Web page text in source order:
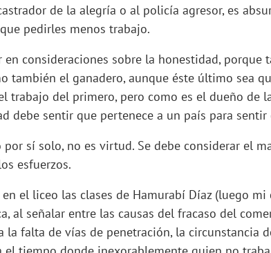
de la alegría o al policía agresor, es
pedirles menos trabajo.
en consideraciones sobre la honestidad, porque
también el ganadero, aunque éste último sea
trabajo del primero, pero como es el dueño de
debe sentir que pertenece a un país para
por sí solo, no es virtud. Se debe considerar el
esfuerzos.
en el liceo las clases de Hamurabí Díaz (luego
al señalar entre las causas del fracaso del
la falta de vías de penetración, la circunstancia